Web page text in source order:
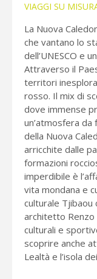
VIAGGI SU
La Nuova
che vantano lo
dell’UNESCO e
Attraverso il
territori
rosso. Il mix di
dove immense
un’atmosfera
della Nuova
arricchite dalle
formazioni
imperdibile è
vita mondana e
culturale Tjibaou
architetto Renzo
culturali e
scoprire anche
Lealtà e l’isola